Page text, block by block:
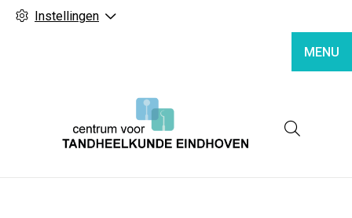
Instellingen
MENU